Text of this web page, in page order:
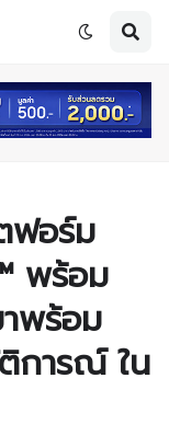
ฟอร์ม
พร้อม
พร้อม
การณ์ ใน